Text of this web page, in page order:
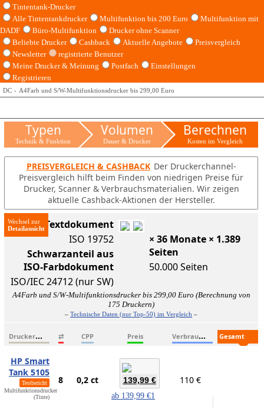
Tintentank-Drucker
Alle Tintentankdrucker
Multifunktion bis 200 Euro
Multifunktion mit
DADF
Büro-Multifunktion
Drucker ohne Scanner
Beliebte Drucker
Cashback Aktuelle Angebote
Preisvergleich
Newsletter
registrierte Benutzer
Meine Drucker & Meinung
Postfach
Einstellungen
Registrieren
DC A4Farb und S/W-Multifunktionsdrucker bis 299,00 Euro
Typen
Technik & Funktion
Volumen
Dauer & Drucker
Berechnen
Kosten im Vergleich
PREISVERGLEICH & CASHBACK Der Druckerchannel-
Preisvergleich hilft beim Finden von niedrigen Preise für
Drucker, Scanner & Verbrauchsmaterialien. Wir zeigen
aktuelle Cashback-Aktionen der Hersteller.
Wechsel zurISO-Textdokument
ISO 19752
Schwarzanteil aus
ISO-Farbdokument
ISO/IEC 24712 (nur SW)
× 36 Monate × 1.389
Seiten
50.000 Seiten
A4Farb und S/W-Multifunktionsdrucker bis 299,00 Euro (Berechnung von
175 Druckern)
– Technische Daten (nur Top-50) im Vergleich –
D
ruckername ⇄ CPP Preis V
erbrauchsmaterialien
HP Smart
Tank 5105
Testbericht
Multifunktionsdrucker
(Tinte)
8 0,2 ct 139,99 €
ab 139,99 €1
110 €